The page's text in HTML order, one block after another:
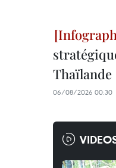
Thaïlande
06/08/2026 00:30